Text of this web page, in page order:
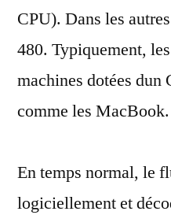
CPU). Dans les
480. Typiquement,
machines dotées
comme les MacBook.
En temps normal, le
logiciellement et